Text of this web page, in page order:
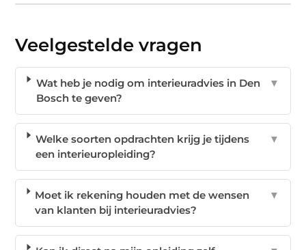
Veelgestelde vragen
Wat heb je nodig om interieuradvies in Den
Bosch te geven?
▼
Welke soorten opdrachten krijg je tijdens
een interieuropleiding?
▼
Moet ik rekening houden met de wensen
van klanten bij interieuradvies?
▼